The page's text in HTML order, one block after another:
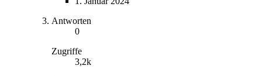
Antworten
0
Zugriffe
3,2k